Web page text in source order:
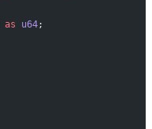
as u64;